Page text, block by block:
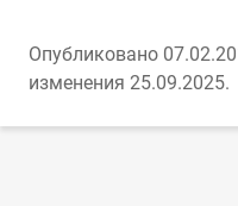
Опубликовано
изменения 25.09.2025.